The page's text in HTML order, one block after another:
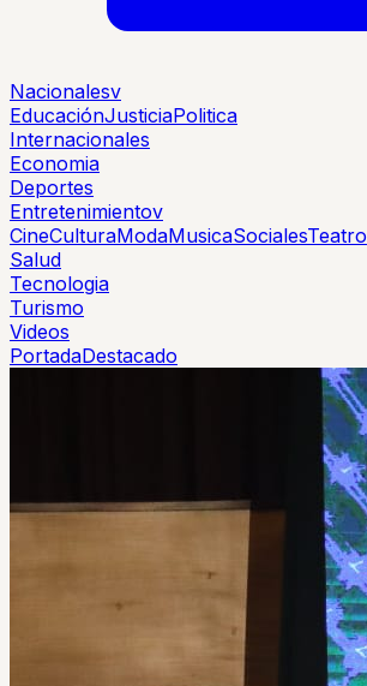
Nacionalesv
EducaciónJusticiaPolitica
Internacionales
Economia
Deportes
Entretenimientov
CineCulturaModaMusicaSocialesTeatro
Salud
Tecnologia
Turismo
Videos
PortadaDestacado